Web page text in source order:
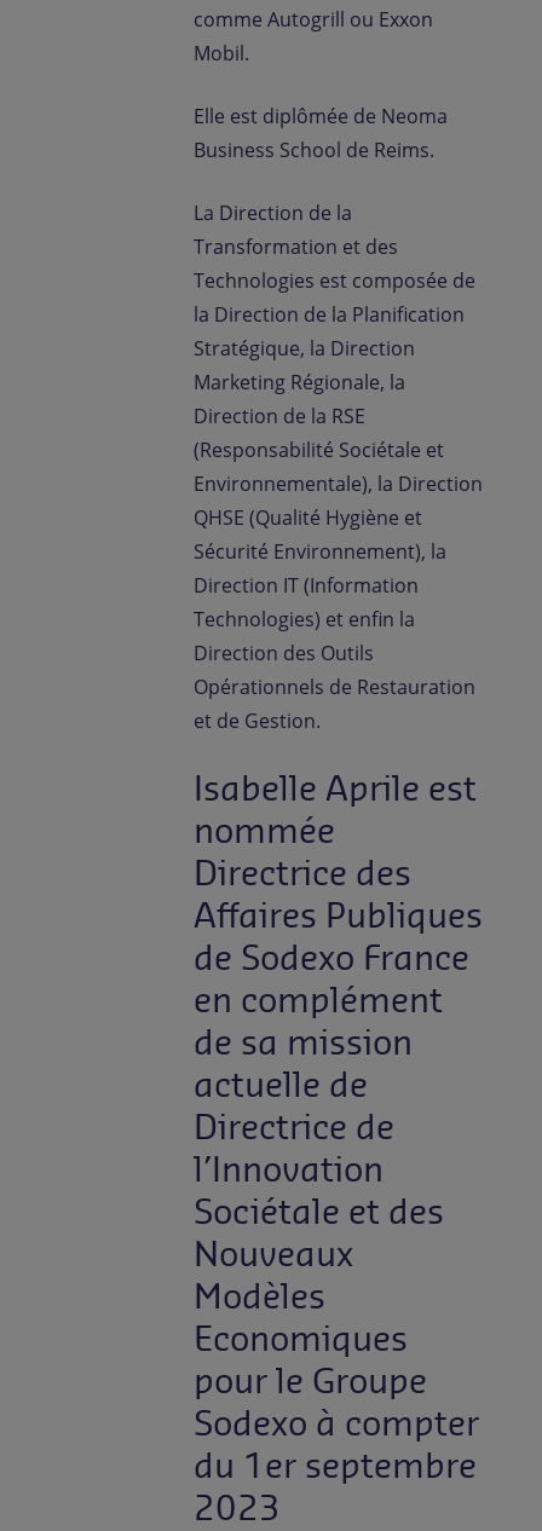
comme Autogrill ou Exxon
Mobil.
Elle est diplômée de Neoma
Business School de Reims.
La Direction de la
Transformation et des
Technologies est composée de
la Direction de la Planification
Stratégique, la Direction
Marketing Régionale, la
Direction de la RSE
(Responsabilité Sociétale et
Environnementale), la Direction
QHSE (Qualité Hygiène et
Sécurité Environnement), la
Direction IT (Information
Technologies) et enfin la
Direction des Outils
Opérationnels de Restauration
et de Gestion.
Isabelle Aprile est
nommée
Directrice des
Affaires Publiques
de Sodexo France
en complément
de sa mission
actuelle de
Directrice de
l’Innovation
Sociétale et des
Nouveaux
Modèles
Economiques
pour le Groupe
Sodexo à compter
du 1er septembre
2023